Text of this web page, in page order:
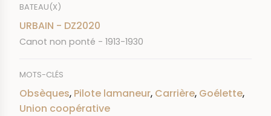
BATEAU(X)
URBAIN - DZ2020
Canot non ponté - 1913-1930
MOTS-CLÉS
Obsèques, Pilote lamaneur, Carrière, Goélette,
Union coopérative